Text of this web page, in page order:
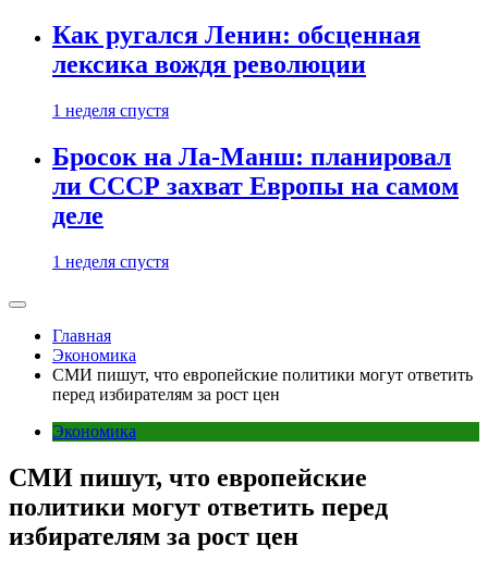
Как ругался Ленин: обсценная
лексика вождя революции
1 неделя спустя
Бросок на Ла-Манш: планировал
ли СССР захват Европы на самом
деле
1 неделя спустя
Главная
Экономика
СМИ пишут, что европейские политики могут ответить
перед избирателям за рост цен
Экономика
СМИ пишут, что европейские
политики могут ответить перед
избирателям за рост цен